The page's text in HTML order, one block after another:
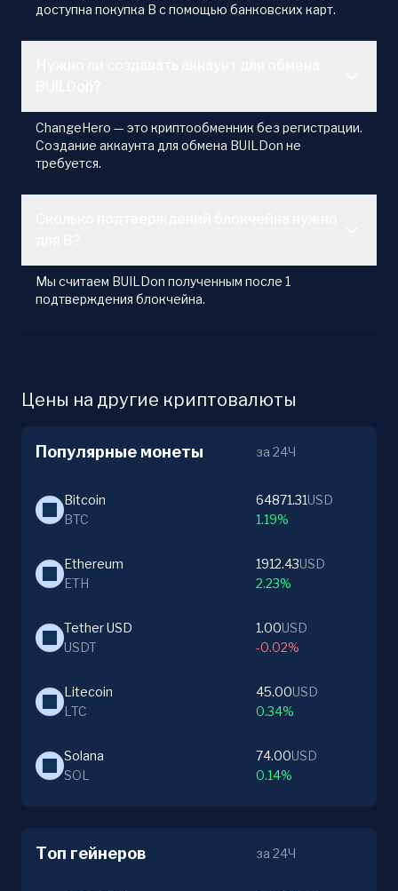
доступна покупка B с помощью банковских карт.
ChangeHero — это криптообменник без регистрации.
Создание аккаунта для обмена BUILDon не
требуется.
Мы считаем BUILDon полученным после 1
подтверждения блокчейна.
Цены на другие криптовалюты
Популярные монеты за 24Ч
Bitcoin
BTC
64871.31USD
1.19%
Ethereum
ETH
1912.43USD
2.23%
Tether USD
USDT
1.00USD
-0.02%
Litecoin
LTC
45.00USD
0.34%
Solana
SOL
74.00USD
0.14%
Топ гейнеров за 24Ч